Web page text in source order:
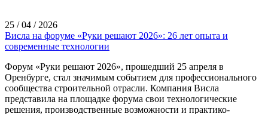
25 / 04 / 2026
Висла на форуме «Руки решают 2026»: 26 лет опыта и
современные технологии
Форум «Руки решают 2026», прошедший 25 апреля в
Оренбурге, стал значимым событием для профессионального
сообщества строительной отрасли. Компания Висла
представила на площадке форума свои технологические
решения, производственные возможности и практико-